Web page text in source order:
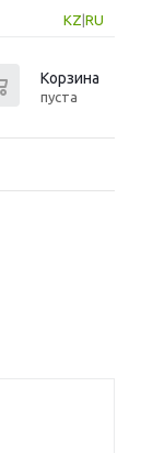
KZ RU
Корзина
пуста